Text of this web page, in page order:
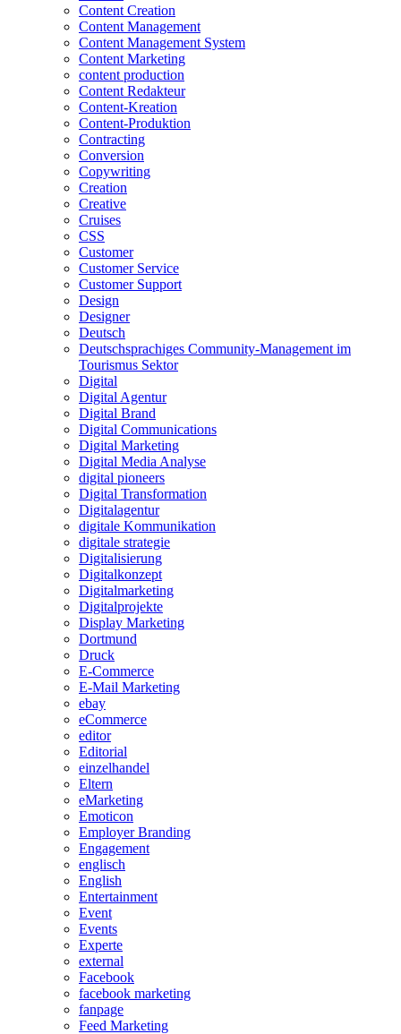
Content Creation
Content Management
Content Management System
Content Marketing
content production
Content Redakteur
Content-Kreation
Content-Produktion
Contracting
Conversion
Copywriting
Creation
Creative
Cruises
CSS
Customer
Customer Service
Customer Support
Design
Designer
Deutsch
Deutschsprachiges Community-Management im
Tourismus Sektor
Digital
Digital Agentur
Digital Brand
Digital Communications
Digital Marketing
Digital Media Analyse
digital pioneers
Digital Transformation
Digitalagentur
digitale Kommunikation
digitale strategie
Digitalisierung
Digitalkonzept
Digitalmarketing
Digitalprojekte
Display Marketing
Dortmund
Druck
E-Commerce
E-Mail Marketing
ebay
eCommerce
editor
Editorial
einzelhandel
Eltern
eMarketing
Emoticon
Employer Branding
Engagement
englisch
English
Entertainment
Event
Events
Experte
external
Facebook
facebook marketing
fanpage
Feed Marketing